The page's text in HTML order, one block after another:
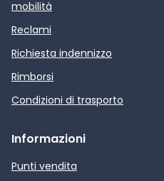
mobilità
Reclami
Richiesta indennizzo
Rimborsi
Condizioni di trasporto
Informazioni
Punti vendita